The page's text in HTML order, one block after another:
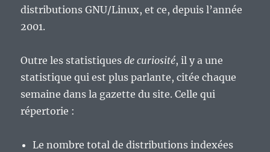
distributions GNU/Linux, et ce, depuis l’année
2001.
Outre les statistiquesde curiosité, il y a une
statistique qui est plus parlante, citée chaque
semaine dans la gazette du site. Celle qui
répertorie :
Le nombre total de distributions indexées